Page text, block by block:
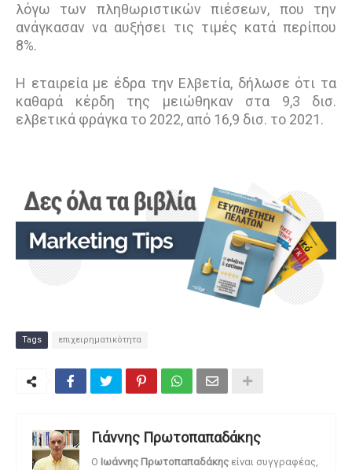
λόγω των πληθωριστικών πιέσεων, που την
ανάγκασαν να αυξήσει τις τιμές κατά περίπου
8%.
Η εταιρεία με έδρα την Ελβετία, δήλωσε ότι τα
καθαρά κέρδη της μειώθηκαν στα 9,3 δισ.
ελβετικά φράγκα το 2022, από 16,9 δισ. το 2021.
Tags επιχειρηματικότητα
Γιάννης Πρωτοπαπαδάκης
O Ιωάννης Πρωτοπαπαδάκης είναι συγγραφέας,